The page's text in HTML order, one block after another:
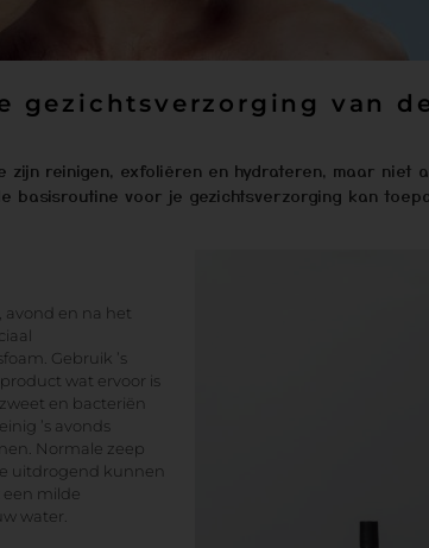
gezichtsverzorging van
zijn reinigen, exfoliëren en hydrateren, maar niet
basisroutine voor je gezichtsverzorging kan
avond en na het
Gebruik ’s
wat ervoor is
en bacteriën
’s avonds
Normale zeep
uitdrogend kunnen
een milde
water.